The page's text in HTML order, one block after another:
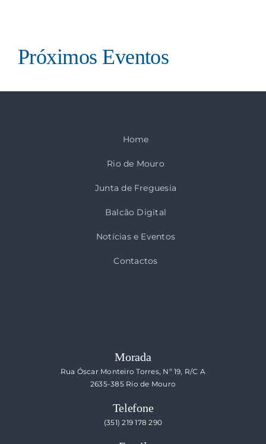
Próximos Eventos
Home
Rio de Mouro
Junta de Freguesia
Balcão Digital
Notícias e Eventos
Contactos
Morada
Rua Óscar Monteiro Torres, Nº 19, R/C A
2635-385 Rio de Mouro
Telefone
(351) 219 178 290